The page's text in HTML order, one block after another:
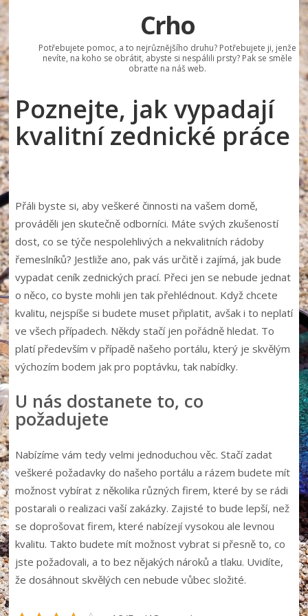
Crho
Potřebujete pomoc, a to nejrůznějšího druhu? Potřebujete ji, jenže
nevíte, na koho se obrátit, abyste si nespálili prsty? Pak se směle
obraťte na náš web.
Poznejte, jak vypadají
kvalitní zednické práce
Přáli byste si, aby veškeré činnosti na vašem domě,
prováděli jen skutečně odborníci. Máte svých zkušeností
dost, co se týče nespolehlivých a nekvalitních rádoby
řemeslníků? Jestliže ano, pak vás určitě i zajímá, jak bude
vypadat ceník zednických prací. Přeci jen se nebude jednat
o něco, co byste mohli jen tak přehlédnout. Když chcete
kvalitu, nejspíše si budete muset připlatit, avšak i to neplatí
ve všech případech. Někdy stačí jen pořádně hledat. To
platí především v případě našeho portálu, který je skvělým
výchozím bodem jak pro poptávku, tak nabídky.
U nás dostanete to, co
požadujete
Nabízíme vám tedy velmi jednoduchou věc. Stačí zadat
veškeré požadavky do našeho portálu a rázem budete mít
možnost vybírat z několika různých firem, které by se rádi
postarali o realizaci vaší zakázky. Zajisté to bude lepší, než
se doprošovat firem, které nabízejí vysokou ale levnou
kvalitu. Takto budete mít možnost vybrat si přesně to, co
jste požadovali, a to bez nějakých nároků a tlaku. Uvidíte,
že dosáhnout skvělých cen nebude vůbec složité.